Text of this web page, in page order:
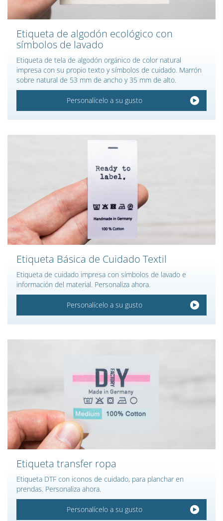
Etiqueta de algodón ecológico con
símbolos de lavado
Etiqueta de tela de algodón orgánico de color natural
impresa con su propio texto y símbolos de cuidado. Marrón
sobre natural de 53 mm de ancho y 35 mm de alto.
Personalícelo a su gusto
Etiqueta Básica de Cuidado Textil
Etiqueta de cuidado impresa con símbolos de lavado e
información del material. Personaliza ahora.
Personalícelo a su gusto
Etiqueta transfer ropa
Etiqueta DTF con iconos de cuidado, para planchar en
prendas. Personaliza ahora.
Personalícelo a su gusto